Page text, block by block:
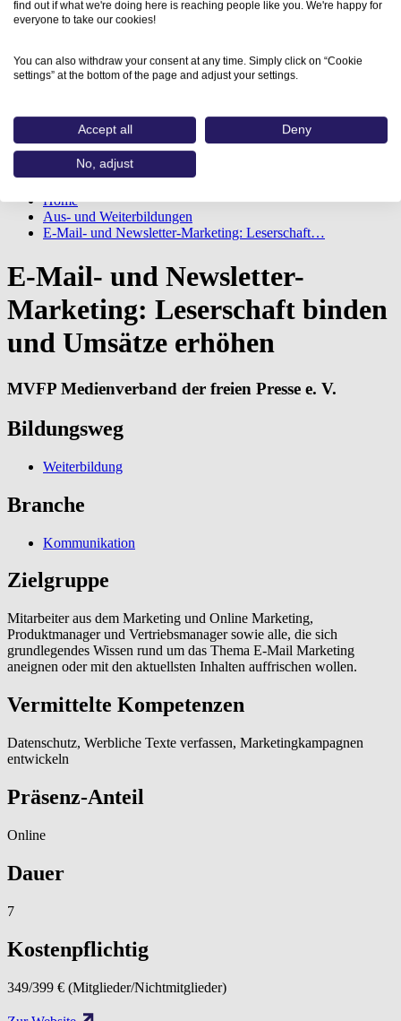
Home
Aus- und Weiterbildungen
E-Mail- und Newsletter-Marketing: Leserschaft…
E-Mail- und Newsletter-
Marketing: Leserschaft binden
und Umsätze erhöhen
MVFP Medienverband der freien Presse e. V.
Bildungsweg
Weiterbildung
Branche
Kommunikation
Zielgruppe
Mitarbeiter aus dem Marketing und Online Marketing,
Produktmanager und Vertriebsmanager sowie alle, die sich
grundlegendes Wissen rund um das Thema E-Mail Marketing
aneignen oder mit den aktuellsten Inhalten auffrischen wollen.
Vermittelte Kompetenzen
Datenschutz, Werbliche Texte verfassen, Marketingkampagnen
entwickeln
Präsenz-Anteil
Online
Dauer
7
Kostenpflichtig
349/399 € (Mitglieder/Nichtmitglieder)
find out if what we're doing here is reaching people like you. We're happy for
everyone to take our cookies!
You can also withdraw your consent at any time. Simply click on “Cookie
settings” at the bottom of the page and adjust your settings.
Accept all Deny
No, adjust